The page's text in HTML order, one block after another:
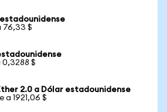
76,33 $
0,3288 $
2.0 a Dólar estadounidense
a 1921,06 $